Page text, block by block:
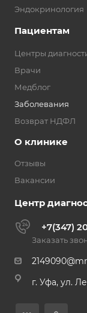
Эндокринология
Пациентам
Центры
Врачи
Медблог
Заболевания
Возврат НДФЛ
О клинике
Отзывы
Вакансии
Центр
+7(347)
Заказать
г. Уфа, ул.